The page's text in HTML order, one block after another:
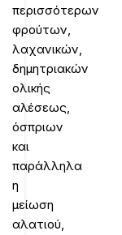
περισσότερων
φρούτων,
λαχανικών,
δημητριακών
ολικής
αλέσεως,
όσπριων
και
παράλληλα
η
μείωση
αλατιού,